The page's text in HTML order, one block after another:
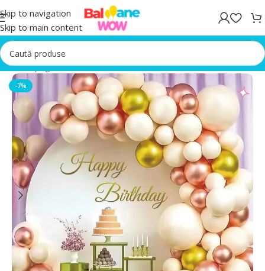
Skip to navigation
Skip to main content
Prima pagină/Arcada Baloane Nunta
-7%